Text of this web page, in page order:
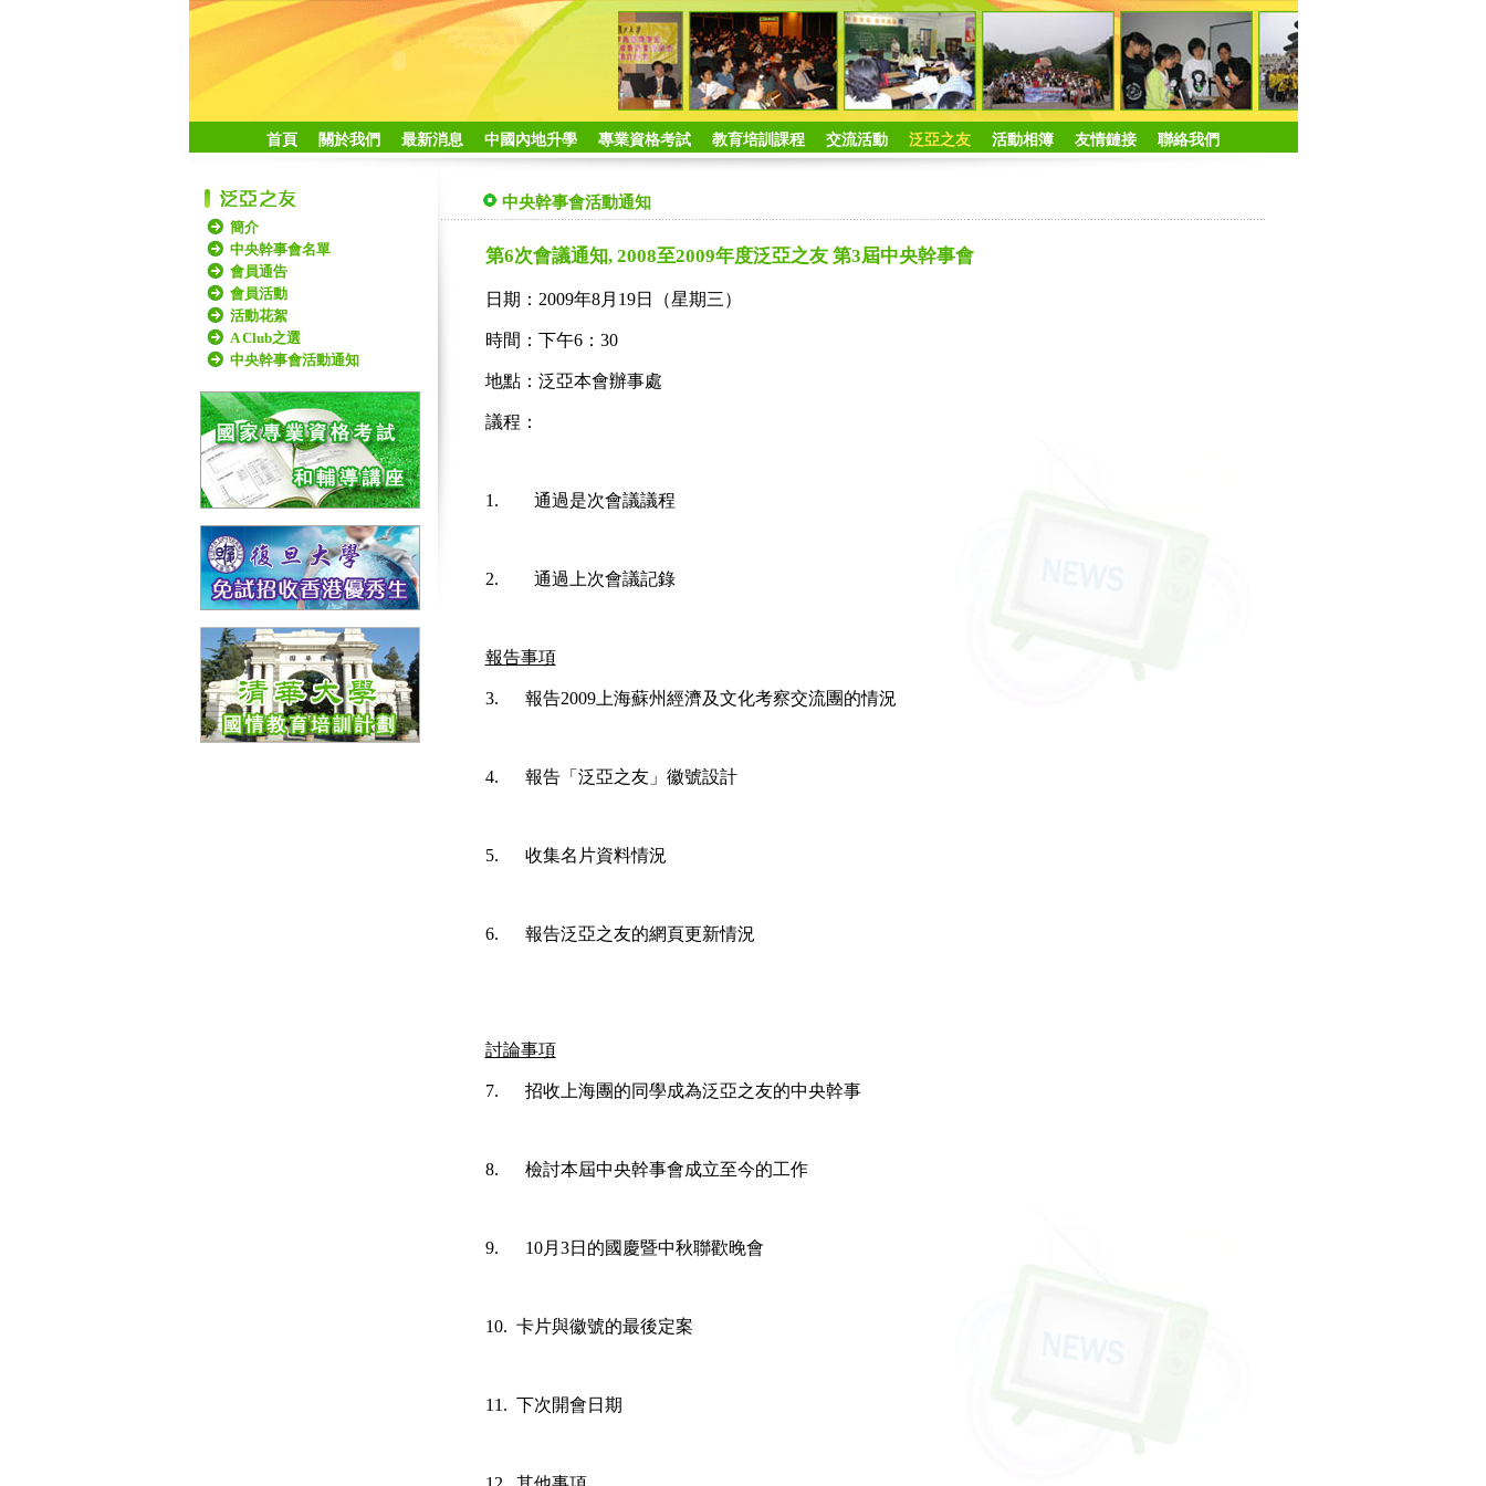
首頁 關於我們 最新消息 中國內地升學 專業資格考試 教育培訓課程 交流活動 泛亞之友 活動相簿 友情鏈接 聯絡我們
簡介
中央幹事會名單
會員通告
會員活動
活動花絮
A Club之選
中央幹事會活動通知
中央幹事會活動通知
第6次會議通知, 2008至2009年度泛亞之友 第3屆中央幹事會
日期：2009年8月19日（星期三）
時間：下午6：30
地點：泛亞本會辦事處
議程：
1. 通過是次會議議程
2. 通過上次會議記錄
報告事項
3. 報告2009上海蘇州經濟及文化考察交流團的情況
4. 報告「泛亞之友」徽號設計
5. 收集名片資料情況
6. 報告泛亞之友的網頁更新情況
討論事項
7. 招收上海團的同學成為泛亞之友的中央幹事
8. 檢討本屆中央幹事會成立至今的工作
9. 10月3日的國慶暨中秋聯歡晚會
10. 卡片與徽號的最後定案
11. 下次開會日期